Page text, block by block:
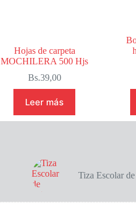
Hojas de carpeta
MOCHILERA 500 Hjs
Bs.39,00
Leer más
Tiza Escolar